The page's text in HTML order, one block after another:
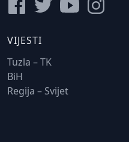
VIJESTI
Tuzla – TK
BiH
Regija – Svijet